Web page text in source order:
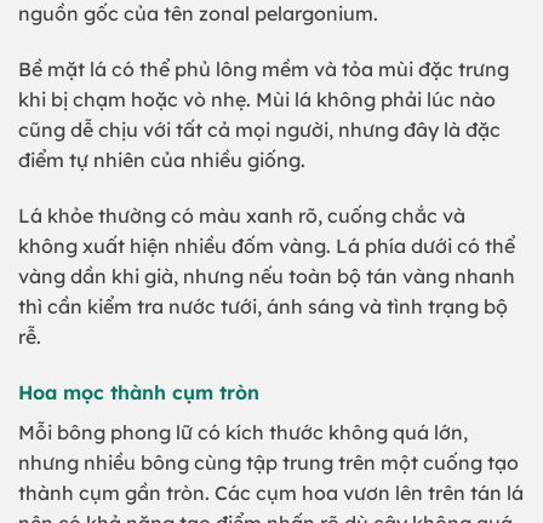
nguồn gốc của tên zonal pelargonium.
Bề mặt lá có thể phủ lông mềm và tỏa mùi đặc trưng
khi bị chạm hoặc vò nhẹ. Mùi lá không phải lúc nào
cũng dễ chịu với tất cả mọi người, nhưng đây là đặc
điểm tự nhiên của nhiều giống.
Lá khỏe thường có màu xanh rõ, cuống chắc và
không xuất hiện nhiều đốm vàng. Lá phía dưới có thể
vàng dần khi già, nhưng nếu toàn bộ tán vàng nhanh
thì cần kiểm tra nước tưới, ánh sáng và tình trạng bộ
rễ.
Hoa mọc thành cụm tròn
Mỗi bông phong lữ có kích thước không quá lớn,
nhưng nhiều bông cùng tập trung trên một cuống tạo
thành cụm gần tròn. Các cụm hoa vươn lên trên tán lá